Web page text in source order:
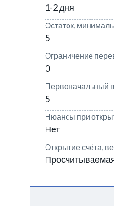
1-2 дня
Остаток,
5
Ограничение
0
Первоначальный
5
Нюансы при
Нет
Открытие счёта,